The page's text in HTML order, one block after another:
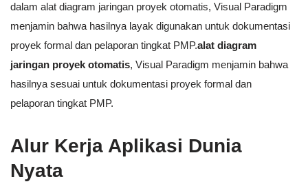
dalam alat diagram jaringan proyek otomatis, Visual Paradigm
menjamin bahwa hasilnya layak digunakan untuk dokumentasi
proyek formal dan pelaporan tingkat PMP.alat diagram
jaringan proyek otomatis, Visual Paradigm menjamin bahwa
hasilnya sesuai untuk dokumentasi proyek formal dan
pelaporan tingkat PMP.
Alur Kerja Aplikasi Dunia
Nyata